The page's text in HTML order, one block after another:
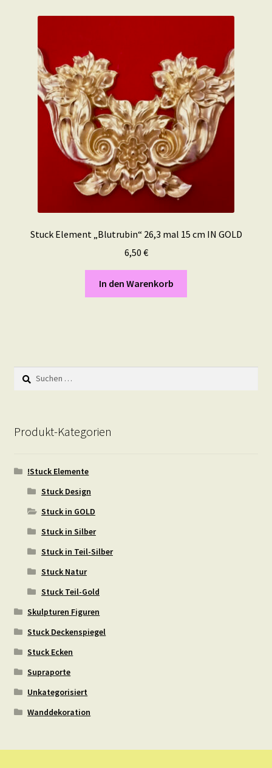
Stuck Element „Blutrubin“ 26,3 mal 15 cm IN GOLD
6,50 €
In den Warenkorb
Suchen
nach:
Produkt-Kategorien
!Stuck Elemente
Stuck Design
Stuck in GOLD
Stuck in Silber
Stuck in Teil-Silber
Stuck Natur
Stuck Teil-Gold
Skulpturen Figuren
Stuck Deckenspiegel
Stuck Ecken
Supraporte
Unkategorisiert
Wanddekoration